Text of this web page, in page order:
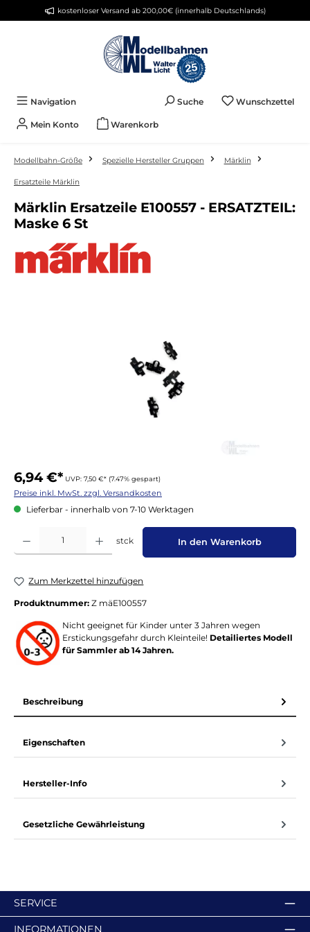
Zum Hauptinhalt springenkostenloser Versand ab 200,00€ (innerhalb Deutschlands)
Navigation Suche WunschzettelDu
Mein Konto Warenkorb
Modellbahn-Größe Spezielle Hersteller Gruppen Märklin
Ersatzteile Märklin
Märklin Ersatzeile E100557 - ERSATZTEIL:
Maske 6 St
6,94 €* UVP: 7,50 €* (7.47% gespart)
Preise inkl. MwSt. zzgl. Versandkosten
Lieferbar - innerhalb von 7-10 Werktagen
Produkt Anzahl: Gib den gewünschten Wert ein oder benutze die Schaltflächen um
stck In den Warenkorb
Zum Merkzettel hinzufügen
Produktnummer: Z mäE100557
Nicht geeignet für Kinder unter 3 Jahren wegen
Erstickungsgefahr durch Kleinteile! Detailiertes Modell
für Sammler ab 14 Jahren.
Beschreibung
Eigenschaften
Hersteller-Info
Gesetzliche Gewährleistung
SERVICE
INFORMATIONEN